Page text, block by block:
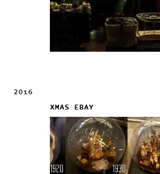
2016
XMAS EBAY